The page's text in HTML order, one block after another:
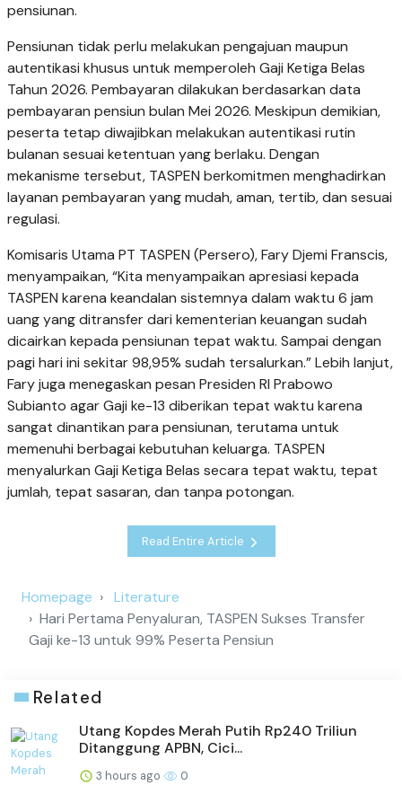
pensiunan.
Pensiunan tidak perlu melakukan pengajuan maupun
autentikasi khusus untuk memperoleh Gaji Ketiga Belas
Tahun 2026. Pembayaran dilakukan berdasarkan data
pembayaran pensiun bulan Mei 2026. Meskipun demikian,
peserta tetap diwajibkan melakukan autentikasi rutin
bulanan sesuai ketentuan yang berlaku. Dengan
mekanisme tersebut, TASPEN berkomitmen menghadirkan
layanan pembayaran yang mudah, aman, tertib, dan sesuai
regulasi.
Komisaris Utama PT TASPEN (Persero), Fary Djemi Franscis,
menyampaikan, “Kita menyampaikan apresiasi kepada
TASPEN karena keandalan sistemnya dalam waktu 6 jam
uang yang ditransfer dari kementerian keuangan sudah
dicairkan kepada pensiunan tepat waktu. Sampai dengan
pagi hari ini sekitar 98,95% sudah tersalurkan.” Lebih lanjut,
Fary juga menegaskan pesan Presiden RI Prabowo
Subianto agar Gaji ke-13 diberikan tepat waktu karena
sangat dinantikan para pensiunan, terutama untuk
memenuhi berbagai kebutuhan keluarga. TASPEN
menyalurkan Gaji Ketiga Belas secara tepat waktu, tepat
jumlah, tepat sasaran, dan tanpa potongan.
Read Entire Article
Homepage
Literature
Hari Pertama Penyaluran, TASPEN Sukses Transfer
Gaji ke-13 untuk 99% Peserta Pensiun
Related
Utang Kopdes Merah Putih Rp240 Triliun
Ditanggung APBN, Cici...
3 hours ago 0